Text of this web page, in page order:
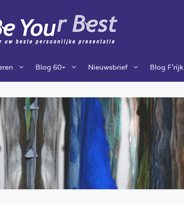
Blog 60+ Nieuwsbrief Blog F’rijk